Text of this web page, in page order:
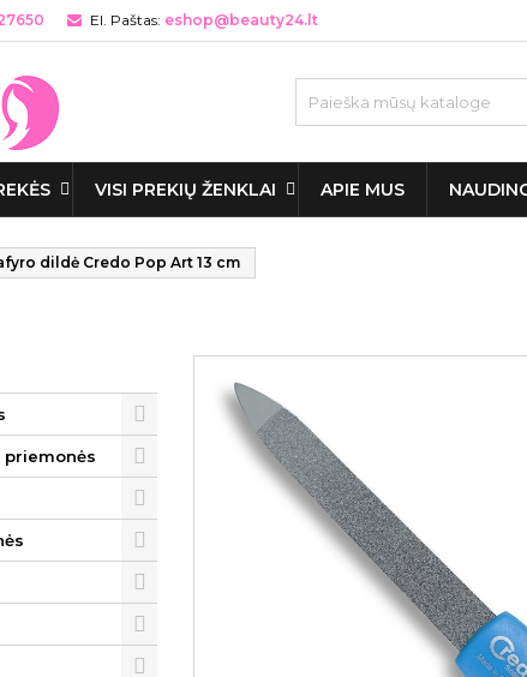
El. Paštas: eshop@beauty24.lt
VISI PREKIŲ ŽENKLAI APIE MUS
dildė Credo Pop Art 13 cm
priemonės